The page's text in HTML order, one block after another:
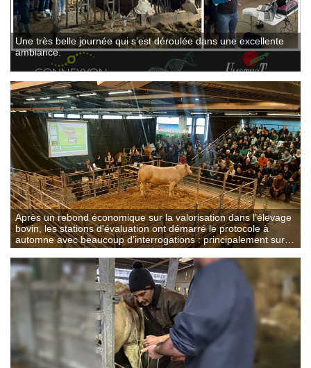
Une très belle journée qui s’est déroulée dans une excellente
ambiance.
Après un rebond économique sur la valorisation dans l’élevage
bovin, les stations d'évaluation ont démarré le protocole à
automne avec beaucoup d’interrogations : principalement sur
l’inflation des matières premières (concentrés, fuel,…..) ainsi
qu'un contexte politique aléatoire (Erosion des effectifs bovins,
nouvelle PAC).